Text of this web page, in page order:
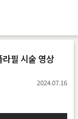
필 시술 영상
2024.07.16